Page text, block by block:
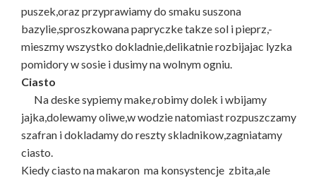
puszek,oraz przyprawiamy do smaku suszona
bazylie,sproszkowana papryczke takze sol i pieprz,-
mieszmy wszystko dokladnie,delikatnie rozbijajac lyzka
pomidory w sosie i dusimy na wolnym ogniu.
Ciasto
Na deske sypiemy make,robimy dolek i wbijamy
jajka,dolewamy oliwe,w wodzie natomiast rozpuszczamy
szafran i dokladamy do reszty skladnikow,zagniatamy
ciasto.
Kiedy ciasto na makaron ma konsystencje zbita,ale